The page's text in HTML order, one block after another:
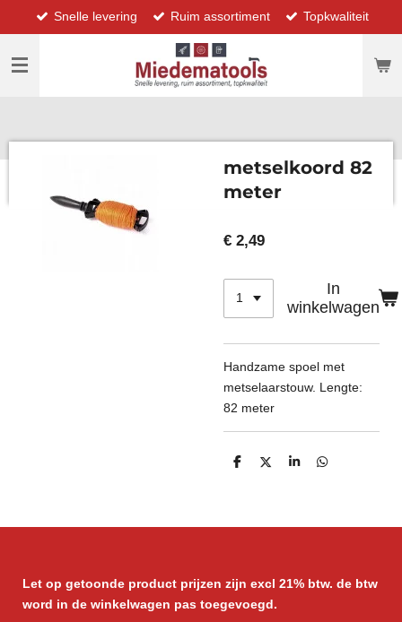
direct
naar
hoofdinhoud
Snelle levering Ruim assortiment Topkwaliteit
metselkoord 82
meter
€ 2,49
In
winkelwagen
Handzame spoel met
metselaarstouw. Lengte:
82 meter
D
D
S
D
Let op getoonde product prijzen zijn excl 21% btw. de btw
word in de winkelwagen pas toegevoegd.